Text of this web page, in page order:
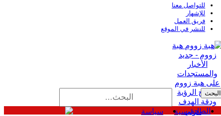
للتواصل معنا
للإشهار
فريق العمل
للنشر في الموقع
هبة
زووم - جديد
الأخبار
والمستجدات
على هبة زووم
وضوح الرؤية
ودقة الهدف
الصحفي
الرئيسية
سياسة